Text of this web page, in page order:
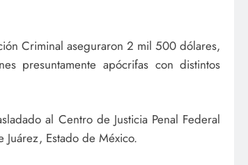
Criminal aseguraron 2 mil 500 dólares,
presuntamente apócrifas con distintos
al Centro de Justicia Penal Federal
Estado de México.